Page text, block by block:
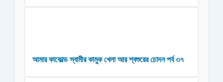
আমার কাকোল্ড স্বামীর কামুক খেলা আর শ্বশুরের চোদন পর্ব ৩৭